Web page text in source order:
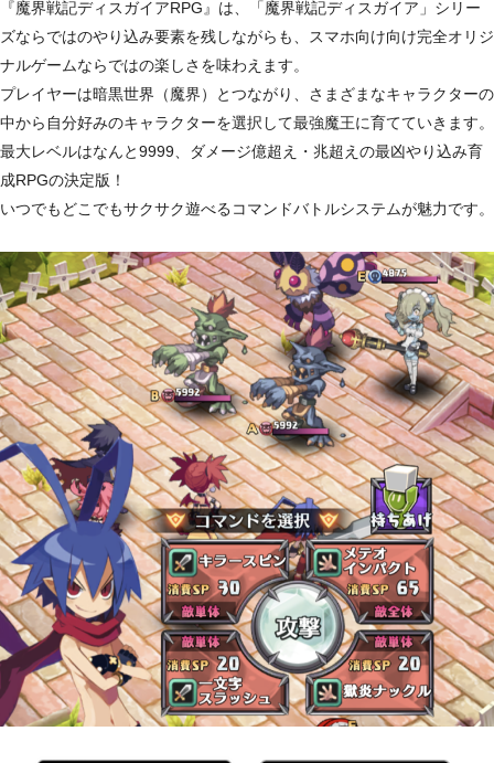
『魔界戦記ディスガイアRPG』は、「魔界戦記ディスガイア」シリー
ズならではのやり込み要素を残しながらも、スマホ向け向け完全オリジ
ナルゲームならではの楽しさを味わえます。
プレイヤーは暗黒世界（魔界）とつながり、さまざまなキャラクターの
中から自分好みのキャラクターを選択して最強魔王に育てていきます。
最大レベルはなんと9999、ダメージ億超え・兆超えの最凶やり込み育
成RPGの決定版！
いつでもどこでもサクサク遊べるコマンドバトルシステムが魅力です。